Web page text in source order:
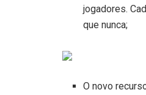
jogadores.
que nunca;
O novo